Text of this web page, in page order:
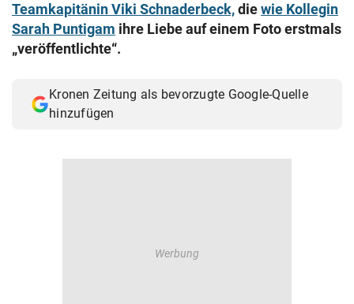
© Krone Multimedia GmbH & Co KG 2026
Muthgasse 2, 1190 Wien
Teamkapitänin Viki Schnaderbeck,diewie Kollegin
Sarah Puntigam ihre Liebe auf einem Foto erstmals
„veröffentlichte“.
Kronen Zeitung als bevorzugte Google-Quelle
hinzufügen